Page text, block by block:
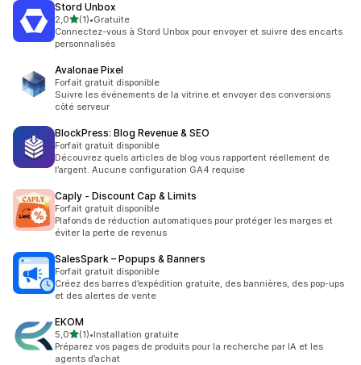
Stord Unbox
2,0étoile(s) sur 5
(1)
1 avis au total
•Gratuite
Connectez-vous à Stord Unbox pour envoyer et suivre des encarts
personnalisés
Avalonae Pixel
Forfait gratuit disponible
Suivre les événements de la vitrine et envoyer des conversions
côté serveur
BlockPress: Blog Revenue & SEO
Forfait gratuit disponible
Découvrez quels articles de blog vous rapportent réellement de
l’argent. Aucune configuration GA4 requise
Caply ‑ Discount Cap & Limits
Forfait gratuit disponible
Plafonds de réduction automatiques pour protéger les marges et
éviter la perte de revenus
SalesSpark – Popups & Banners
Forfait gratuit disponible
Créez des barres d’expédition gratuite, des bannières, des pop-ups
et des alertes de vente
EKOM
5,0étoile(s) sur 5
(1)
1 avis au total
•Installation gratuite
Préparez vos pages de produits pour la recherche par IA et les
agents d’achat